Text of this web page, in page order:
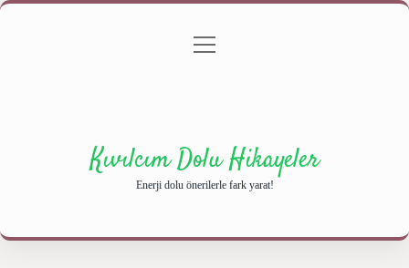
Gizlilik Politikası
menüyü
Kıvılcım Dolu Hikayeler
Enerji dolu önerilerle fark yarat!